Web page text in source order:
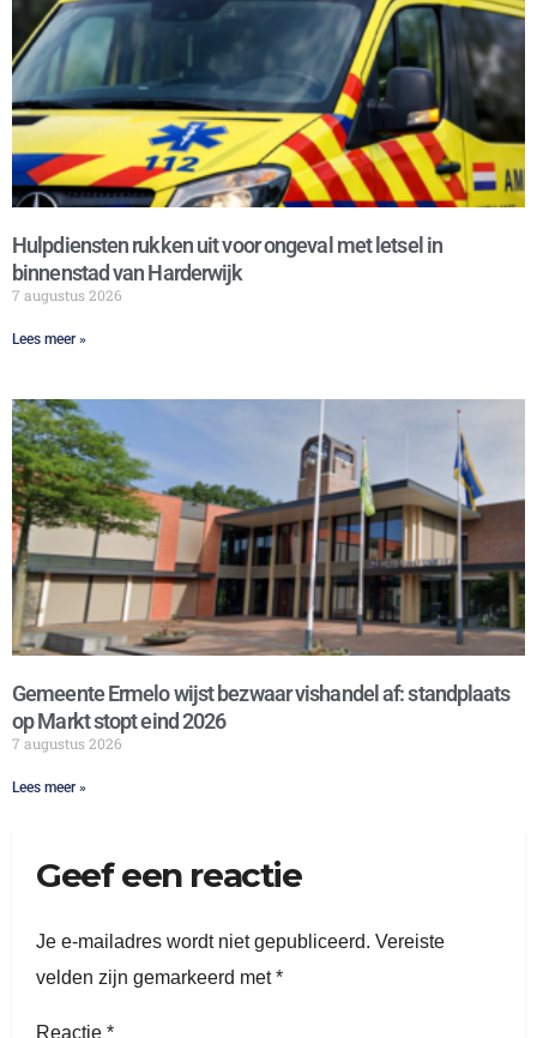
Hulpdiensten rukken uit voor ongeval met letsel in
binnenstad van Harderwijk
7 augustus 2026
Lees meer »
Gemeente Ermelo wijst bezwaar vishandel af: standplaats
op Markt stopt eind 2026
7 augustus 2026
Lees meer »
Geef een reactie
Je e-mailadres wordt niet gepubliceerd. Vereiste
velden zijn gemarkeerd met*
Reactie *